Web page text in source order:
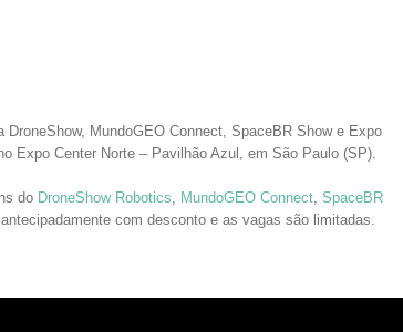
MundoGEO Connect, SpaceBR Show e Expo
Expo Center Norte – Pavilhão Azul, em São Paulo (SP).
do DroneShow Robotics, MundoGEO Connect, SpaceBR
com desconto e as vagas são limitadas.